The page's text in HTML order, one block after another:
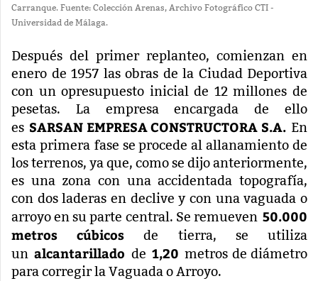
Carranque. Fuente: Colección Arenas, Archivo Fotográfico CTI -
Universidad de Málaga.
Después del primer replanteo, comienzan en
enero de 1957 las obras de la Ciudad Deportiva
con un opresupuesto inicial de 12 millones de
pesetas. La empresa encargada de ello
es SARSAN EMPRESA CONSTRUCTORA S.A.En
esta primera fase se procede al allanamiento de
los terrenos, ya que, como se dijo anteriormente,
es una zona con una accidentada topografía,
con dos laderas en declive y con una vaguada o
arroyo en su parte central. Se remueven 50.000
metros cúbicosde tierra, se utiliza
unalcantarillado de1,20 metros de diámetro
para corregir la Vaguada o Arroyo.